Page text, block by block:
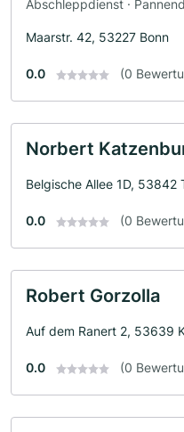
Abschleppdienst ·
Maarstr. 42, 53227 Bonn
0.0 (0
Norbert
Belgische Allee 1D, 53842
0.0 (0
Robert Gorzolla
Auf dem Ranert 2, 53639
0.0 (0